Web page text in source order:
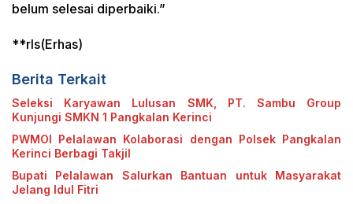
belum selesai diperbaiki.”
**rls(Erhas)
Berita Terkait
Seleksi Karyawan Lulusan SMK, PT. Sambu Group
Kunjungi SMKN 1 Pangkalan Kerinci
PWMOI Pelalawan Kolaborasi dengan Polsek Pangkalan
Kerinci Berbagi Takjil
Bupati Pelalawan Salurkan Bantuan untuk Masyarakat
Jelang Idul Fitri